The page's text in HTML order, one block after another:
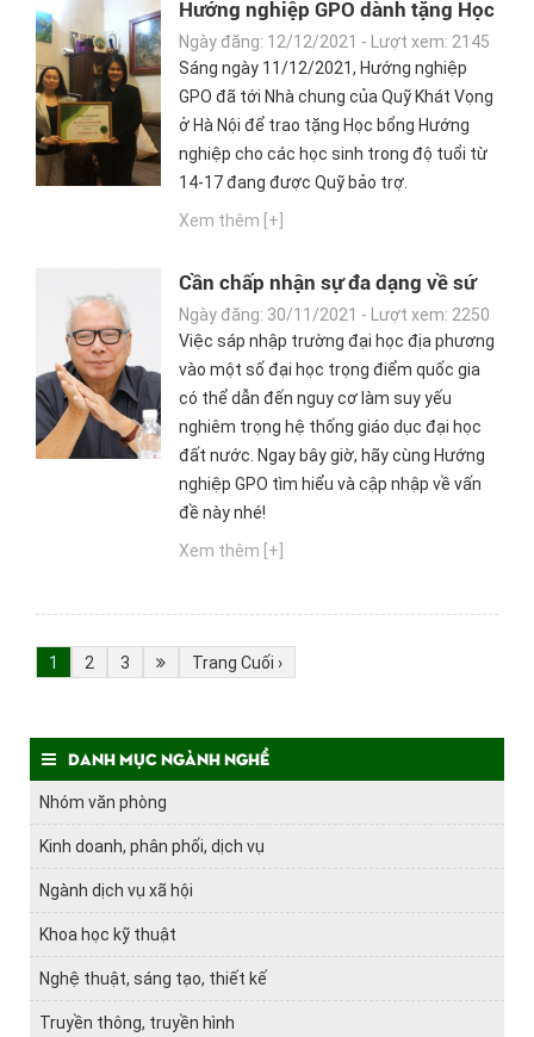
Hướng nghiệp GPO dành tặng Học
bổng Hướng nghiệp cho các Học
sinh của Quỹ Khát Vọng
Ngày đăng: 12/12/2021 - Lượt xem: 2145
Sáng ngày 11/12/2021, Hướng nghiệp
GPO đã tới Nhà chung của Quỹ Khát Vọng
ở Hà Nội để trao tặng Học bổng Hướng
nghiệp cho các học sinh trong độ tuổi từ
14-17 đang được Quỹ bảo trợ.
Xem thêm [+]
Cần chấp nhận sự đa dạng về sứ
mệnh của các trường cao đẳng,
đại học
Ngày đăng: 30/11/2021 - Lượt xem: 2250
Việc sáp nhập trường đại học địa phương
vào một số đại học trọng điểm quốc gia
có thể dẫn đến nguy cơ làm suy yếu
nghiêm trọng hệ thống giáo dục đại học
đất nước. Ngay bây giờ, hãy cùng Hướng
nghiệp GPO tìm hiểu và cập nhập về vấn
đề này nhé!
Xem thêm [+]
1 2 3 Trang Cuối ›
Danh mục ngành nghề
Nhóm văn phòng
Kinh doanh, phân phối, dịch vụ
Ngành dịch vụ xã hội
Khoa học kỹ thuật
Nghệ thuật, sáng tạo, thiết kế
Truyền thông, truyền hình